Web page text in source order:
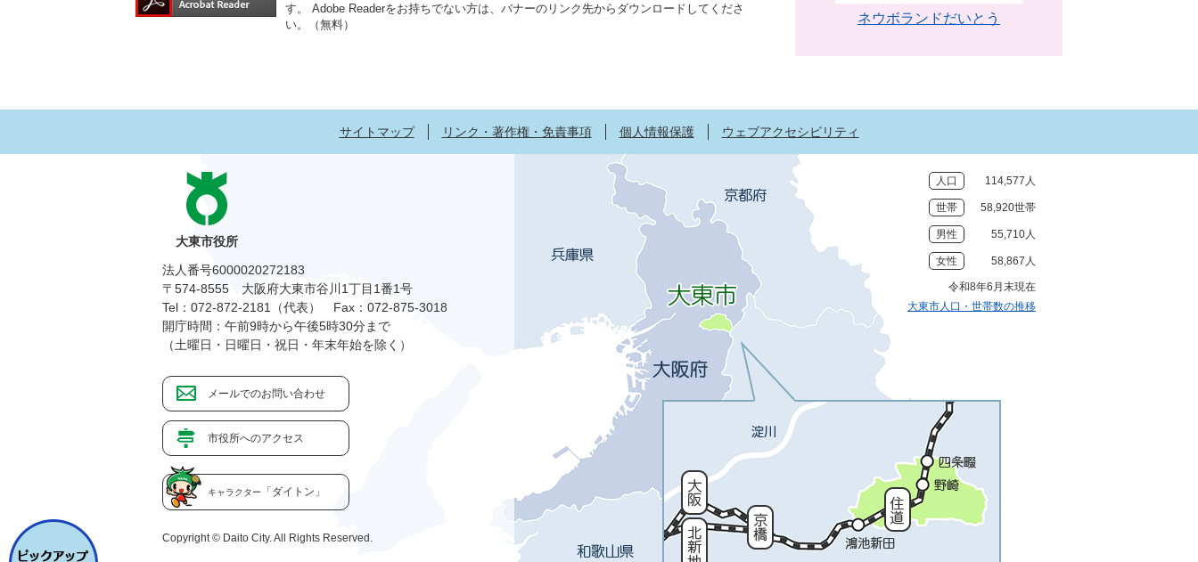
す。
Adobe Readerをお持ちでない方は、バナーのリンク先からダウンロードしてくださ
い。（無料）
ネウボランドだいとう
サイトマップ リンク・著作権・免責事項 個人情報保護 ウェブアクセシビリティ
人口 114,577人
世帯 58,920世帯
男性 55,710人
女性 58,867人
令和8年6月末現在
大東市人口・世帯数の推移
大東市役所
法人番号6000020272183
〒574-8555 大阪府大東市谷川1丁目1番1号
Tel：072-872-2181（代表）
Fax：072-875-3018
開庁時間：午前9時から午後5時30分まで
（土曜日・日曜日・祝日・年末年始を除く）
メールでのお問い合わせ
市役所へのアクセス
キャラクター 「ダイトン」
Copyright © Daito City. All Rights Reserved.